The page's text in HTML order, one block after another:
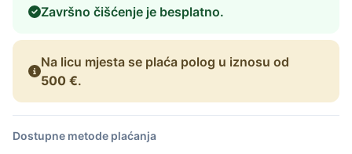
Završno čišćenje je besplatno.
Na licu mjesta se plaća polog u iznosu od
500 €.
Dostupne metode plaćanja